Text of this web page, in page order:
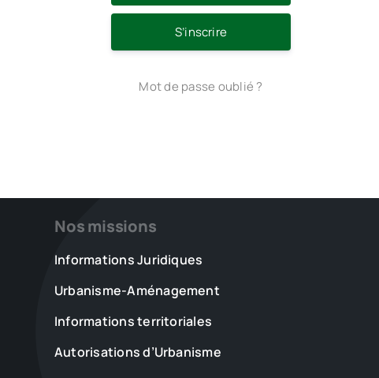
S’inscrire
Mot de passe oublié ?
Nos missions
Informations Juridiques
Urbanisme-Aménagement
Informations territoriales
Autorisations d’Urbanisme